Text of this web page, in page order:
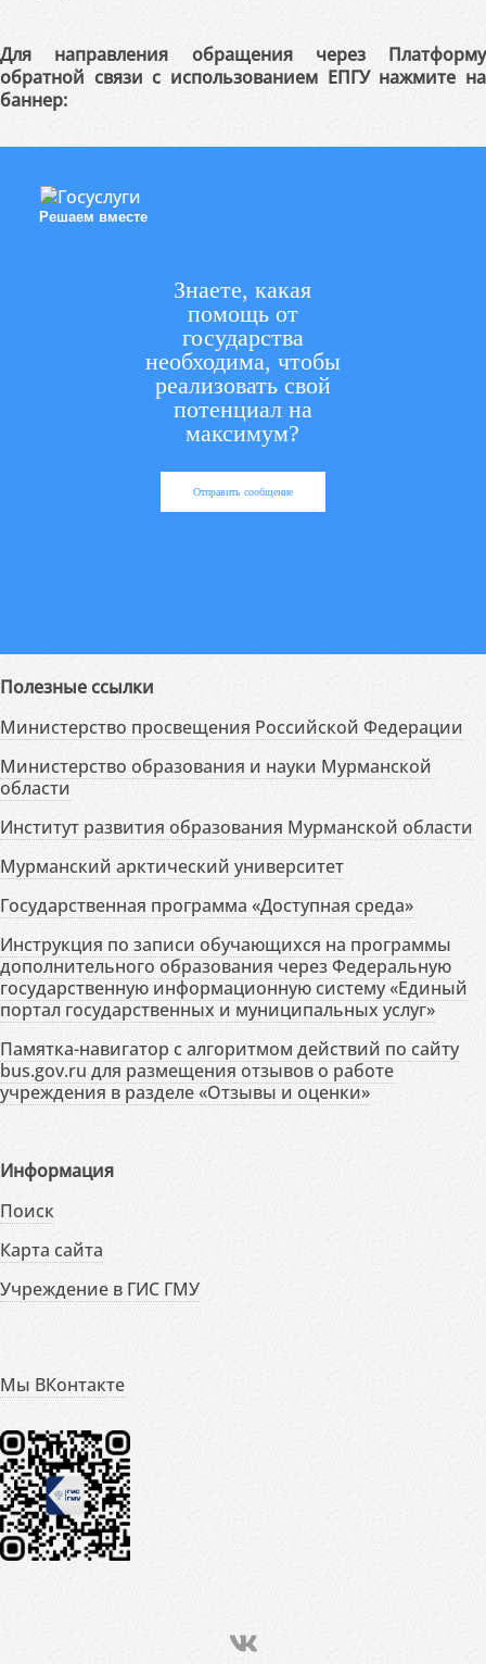
Для направления обращения через Платформу
обратной связи с использованием ЕПГУ нажмите на
баннер:
Решаем вместе
Знаете, какая
помощь от
государства
необходима, чтобы
реализовать свой
потенциал на
максимум?
Отправить сообщение
Полезные ссылки
Министерство просвещения Российской Федерации
Министерство образования и науки Мурманской
области
Институт развития образования Мурманской области
Мурманский арктический университет
Государственная программа «Доступная среда»
Инструкция по записи обучающихся на программы
дополнительного образования через Федеральную
государственную информационную систему «Единый
портал государственных и муниципальных услуг»
Памятка-навигатор с алгоритмом действий по сайту
bus.gov.ru для размещения отзывов о работе
учреждения в разделе «Отзывы и оценки»
Информация
Поиск
Карта сайта
Учреждение в ГИС ГМУ
Мы ВКонтакте